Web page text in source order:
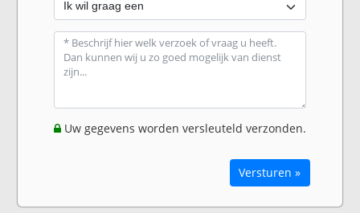
Uw gegevens worden versleuteld verzonden.
Versturen »